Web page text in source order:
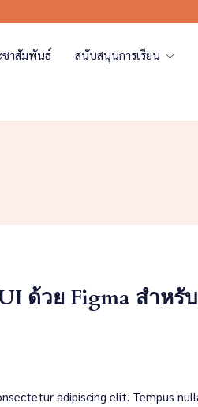
ชาสัมพันธ์ สนับสนุนการเรียน
ด้วย Figma สำหรับ
adipiscing elit. Tempus